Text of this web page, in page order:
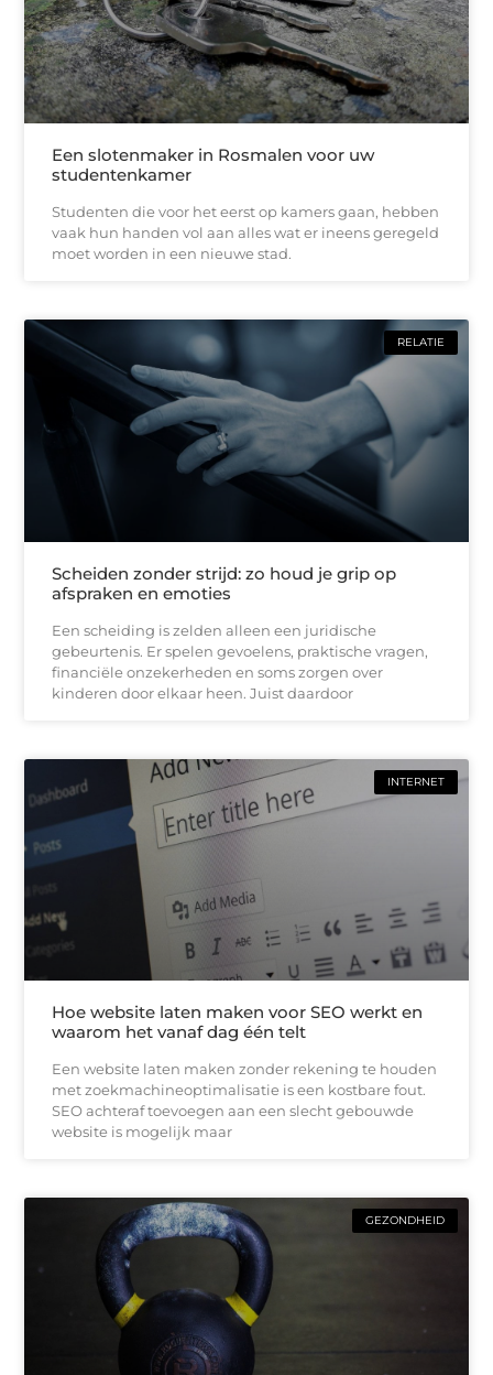
Een slotenmaker in Rosmalen voor uw
studentenkamer
Studenten die voor het eerst op kamers gaan, hebben
vaak hun handen vol aan alles wat er ineens geregeld
moet worden in een nieuwe stad.
RELATIE
Scheiden zonder strijd: zo houd je grip op
afspraken en emoties
Een scheiding is zelden alleen een juridische
gebeurtenis. Er spelen gevoelens, praktische vragen,
financiële onzekerheden en soms zorgen over
kinderen door elkaar heen. Juist daardoor
INTERNET
Hoe website laten maken voor SEO werkt en
waarom het vanaf dag één telt
Een website laten maken zonder rekening te houden
met zoekmachineoptimalisatie is een kostbare fout.
SEO achteraf toevoegen aan een slecht gebouwde
website is mogelijk maar
GEZONDHEID